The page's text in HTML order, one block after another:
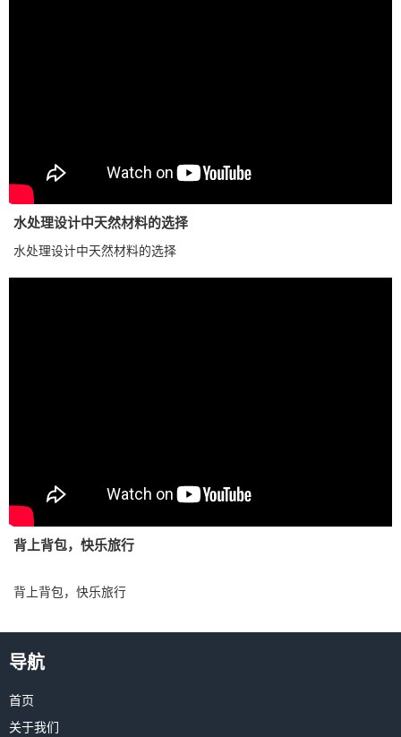
水处理设计中天然材料的选择
水处理设计中天然材料的选择
背上背包，快乐旅行
背上背包，快乐旅行
导航
首页
关于我们